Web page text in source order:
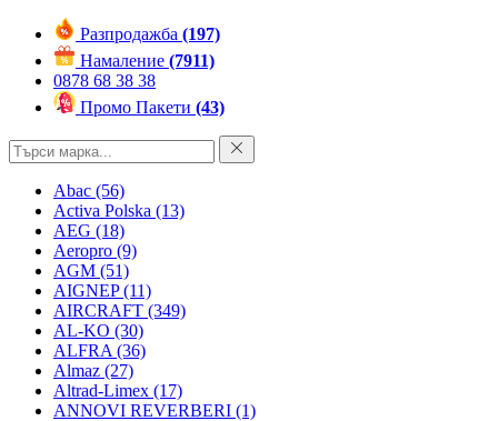
Разпродажба (197)
Намаление (7911)
0878 68 38 38
Промо Пакети (43)
Abac (56)
Activa Polska (13)
AEG (18)
Aeropro (9)
AGM (51)
AIGNEP(11)
AIRCRAFT (349)
AL-KO (30)
ALFRA (36)
Almaz (27)
Altrad-Limex (17)
ANNOVI REVERBERI (1)